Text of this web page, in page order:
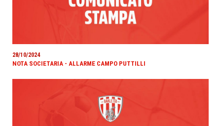
28/10/2024
NOTA SOCIETARIA - ALLARME CAMPO PUTTILLI